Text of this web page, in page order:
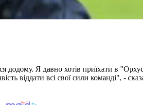
додому. Я давно хотів приїхати в
віддати всі свої сили команді", -